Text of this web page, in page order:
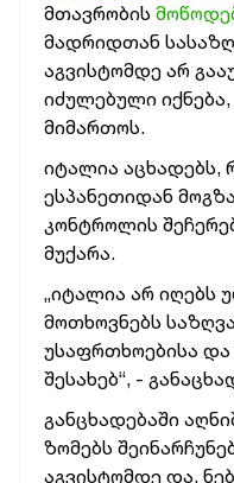
მთავრობის
მადრიდთან
აგვისტომდე არ
იძულებული
მიმართოს.
იტალია აცხადებს,
ესპანეთიდან
კონტროლის
მუქარა.
„იტალია არ იღებს
მოთხოვნებს
უსაფრთხოებისა
შესახებ“, -
განცხადებაში
ზომებს
აგვისტომდე და,